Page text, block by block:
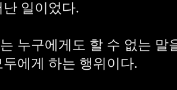
난 일이었다.
누구에게도 할 수 없는 말
두에게 하는 행위이다.